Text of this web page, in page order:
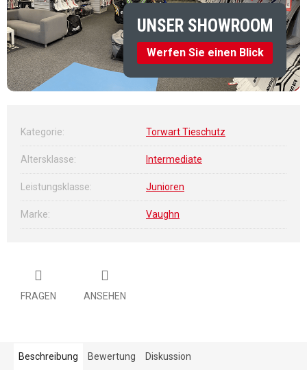
UNSER SHOWROOM
Werfen Sie einen Blick
Kategorie: Torwart Tieschutz
Altersklasse: Intermediate
Leistungsklasse: Junioren
Marke: Vaughn
FRAGEN ANSEHEN
Beschreibung Bewertung Diskussion